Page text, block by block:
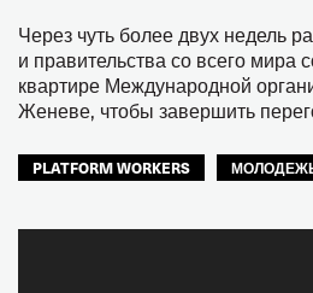
Через чуть более двух недель
и правительства со всего мира
квартире Международной
Женеве, чтобы завершить
PLATFORM WORKERS